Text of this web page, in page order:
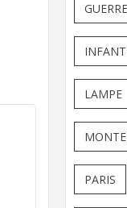
GUERRE
LAMPE
PARIS